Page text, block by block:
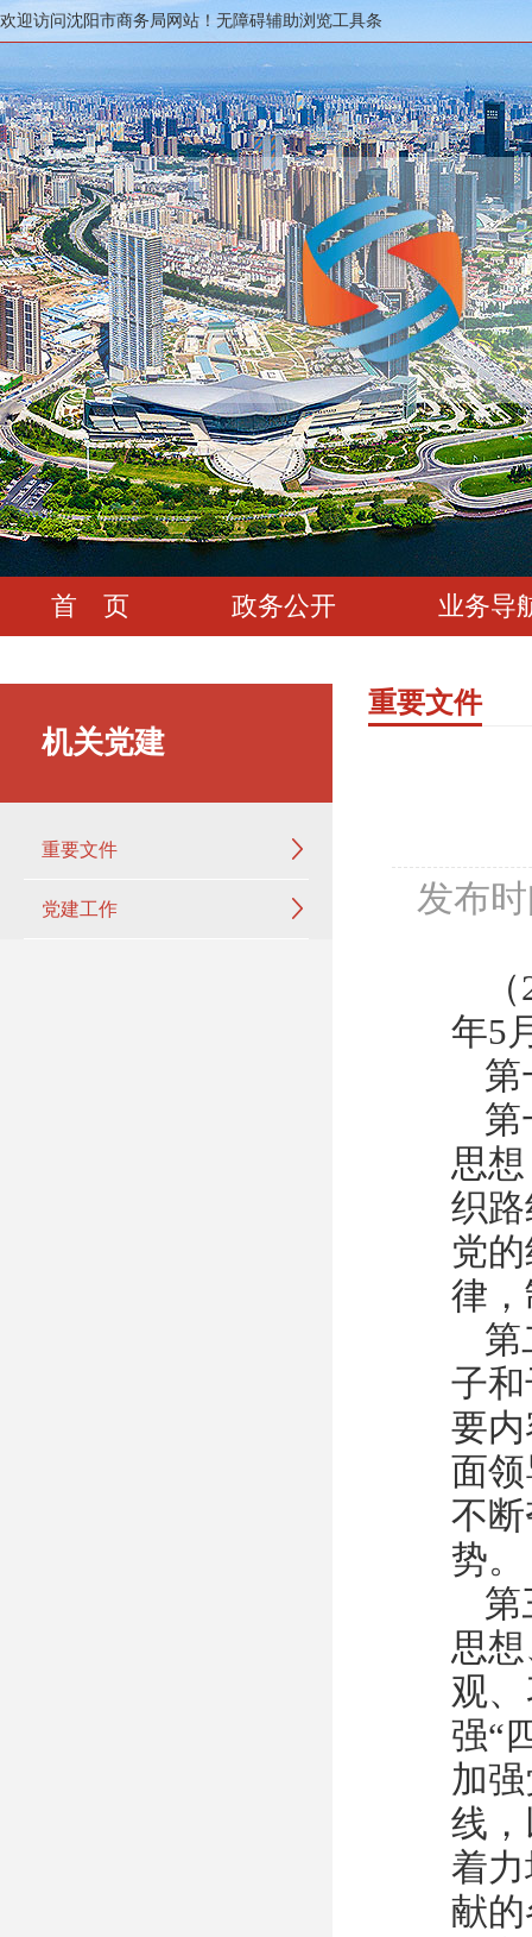
欢迎访问沈阳市商务局网站！ 无障碍辅助浏览工具条
首 页 政务公开 业务导
机关党建
重要文件
党建工作
重要文件
发布
年5
第
第
思
织
党
律
第
子
要
面
不
势。
第
思
观
强“
加
线
着
献